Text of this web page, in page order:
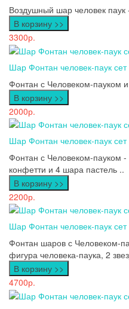
Воздушный шар человек паук
В корзину >>
3300р.
Шар Фонтан человек-паук сет
Фонтан с Человеком-пауком
В корзину >>
2000р.
Шар Фонтан человек-паук сет
Фонтан с Человеком-пауком
конфетти и 4 шара пастель ..
В корзину >>
2200р.
Шар Фонтан человек-паук сет
Фонтан шаров с Человеком-
фигура человека-паука, 2
В корзину >>
4700р.